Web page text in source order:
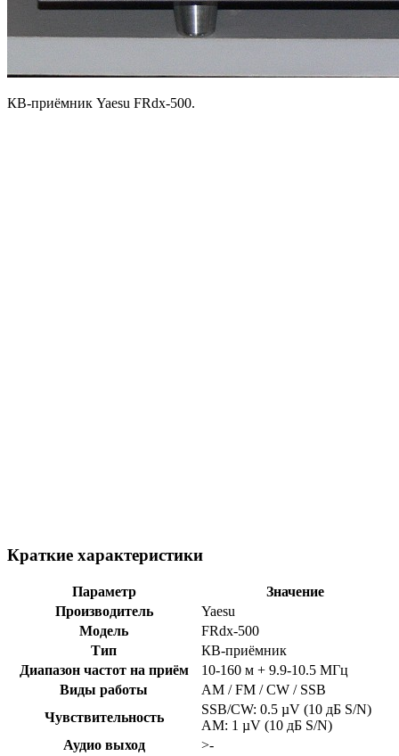
КВ-приёмник Yaesu FRdx-500.
Краткие характеристики
Параметр
Значение
Производитель
Yaesu
Модель
FRdx-500
Тип
КВ-приёмник
Диапазон частот на приём
10-160 м + 9.9-10.5 МГц
Виды работы
AM / FM / CW / SSB
Чувствительность
SSB/CW: 0.5 µV (10 дБ S/N)
AM: 1 µV (10 дБ S/N)
Аудио выход
>-